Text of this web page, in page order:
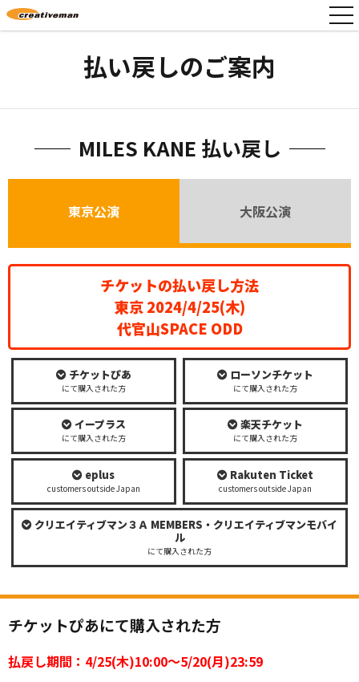
払い戻しのご案内
MILES KANE 払い戻し
東京公演 大阪公演
チケットの払い戻し方法
東京 2024/4/25(木)
代官山SPACE ODD
チケットぴあ
にて購入された方
ローソンチケット
にて購入された方
イープラス
にて購入された方
楽天チケット
にて購入された方
eplus
customers outside Japan
Rakuten Ticket
customers outside Japan
クリエイティブマン３Ａ MEMBERS・クリエイティブマンモバイ
ル
にて購入された方
チケットぴあにて購入された方
払戻し期間：4/25(木)10:00～5/20(月)23:59